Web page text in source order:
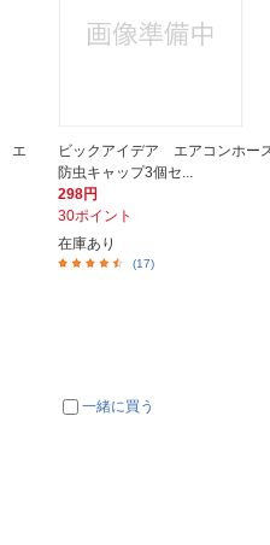
エ
ビックアイデア エアコンホー
防虫キャップ3個セ...
298円
30ポイント
在庫あり
(17)
一緒に買う